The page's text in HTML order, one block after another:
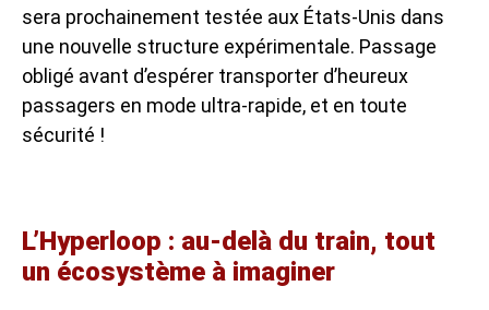
sera prochainement testée aux États-Unis dans
une nouvelle structure expérimentale. Passage
obligé avant d’espérer transporter d’heureux
passagers en mode ultra-rapide, et en toute
sécurité !
L’Hyperloop : au-delà du train, tout
un écosystème à imaginer